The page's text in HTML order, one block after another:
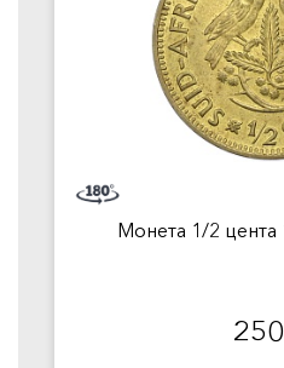
Монета 1/2
250